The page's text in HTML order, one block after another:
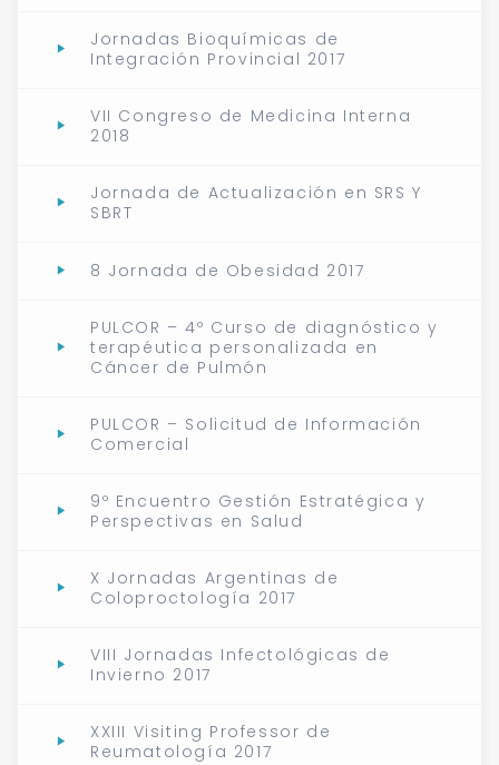
Jornadas Bioquímicas de
Integración Provincial 2017
VII Congreso de Medicina Interna
2018
Jornada de Actualización en SRS Y
SBRT
8 Jornada de Obesidad 2017
PULCOR – 4º Curso de diagnóstico y
terapéutica personalizada en
Cáncer de Pulmón
PULCOR – Solicitud de Información
Comercial
9º Encuentro Gestión Estratégica y
Perspectivas en Salud
X Jornadas Argentinas de
Coloproctología 2017
VIII Jornadas Infectológicas de
Invierno 2017
XXIII Visiting Professor de
Reumatología 2017